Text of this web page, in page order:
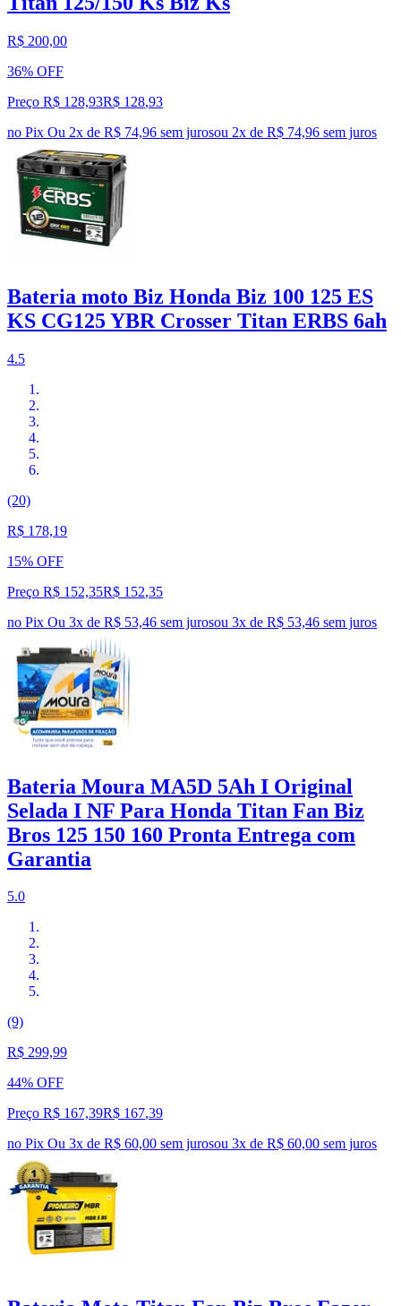
R$ 200,00
36% OFF
Preço R$ 128,93R$ 128,93
no Pix Ou 2x de R$ 74,96 sem jurosou 2x de R$ 74,96 sem juros
Bateria moto Biz Honda Biz 100 125 ES
KS CG125 YBR Crosser Titan ERBS 6ah
4.5
(20)
R$ 178,19
15% OFF
Preço R$ 152,35R$ 152,35
no Pix Ou 3x de R$ 53,46 sem jurosou 3x de R$ 53,46 sem juros
Bateria Moura MA5D 5Ah I Original
Selada I NF Para Honda Titan Fan Biz
Bros 125 150 160 Pronta Entrega com
Garantia
5.0
(9)
R$ 299,99
44% OFF
Preço R$ 167,39R$ 167,39
no Pix Ou 3x de R$ 60,00 sem jurosou 3x de R$ 60,00 sem juros